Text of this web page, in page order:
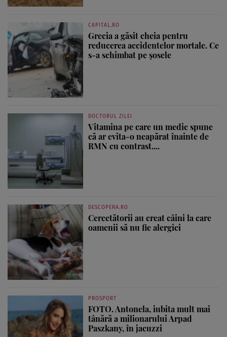
CAPITAL.RO
Grecia a găsit cheia pentru
reducerea accidentelor mortale. Ce
s-a schimbat pe șosele
DOCTORUL ZILEI
Vitamina pe care un medic spune
că ar evita-o neapărat înainte de
RMN cu contrast....
DESCOPERA.RO
Cercetătorii au creat câini la care
oamenii să nu fie alergici
PROSPORT
FOTO. Antonela, iubita mult mai
tânără a milionarului Arpad
Paszkany, în jacuzzi